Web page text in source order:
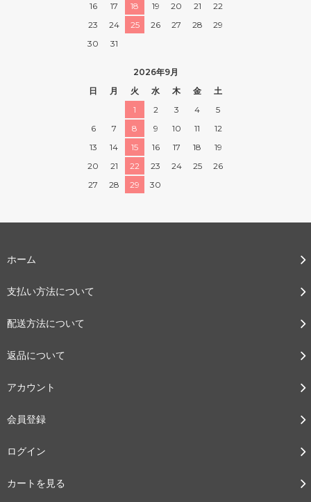
16
17 18 19 20 21
22
23
24 25 26 27 28
29
30
31
2026年9月
日
月 火 水 木 金
土
1
2 3 4
5
6
7 8 9 10 11
12
13
14 15 16 17 18
19
20
21 22 23 24 25
26
27
28 29 30
ホーム
支払い方法について
配送方法について
返品について
アカウント
会員登録
ログイン
カートを見る